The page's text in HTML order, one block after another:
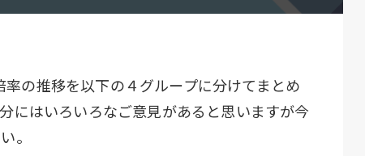
の推移を以下の４グループに分けてまとめ
にはいろいろなご意見があると思いますが今
。